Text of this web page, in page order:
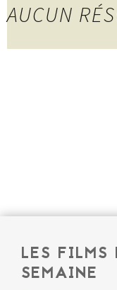
AUCUN
LES FILMS
SEMAINE